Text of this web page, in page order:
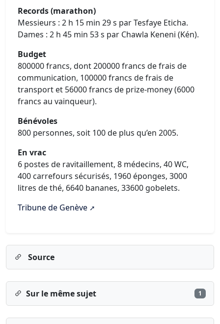
Records (marathon)
Messieurs : 2 h 15 min 29 s par Tesfaye Eticha.
Dames : 2 h 45 min 53 s par Chawla Keneni (Kén).
Budget
800000 francs, dont 200000 francs de frais de
communication, 100000 francs de frais de
transport et 56000 francs de prize-money (6000
francs au vainqueur).
Bénévoles
800 personnes, soit 100 de plus qu’en 2005.
En vrac
6 postes de ravitaillement, 8 médecins, 40 WC,
400 carrefours sécurisés, 1960 éponges, 3000
litres de thé, 6640 bananes, 33600 gobelets.
Tribune de Genève
Source
Sur le même sujet 1